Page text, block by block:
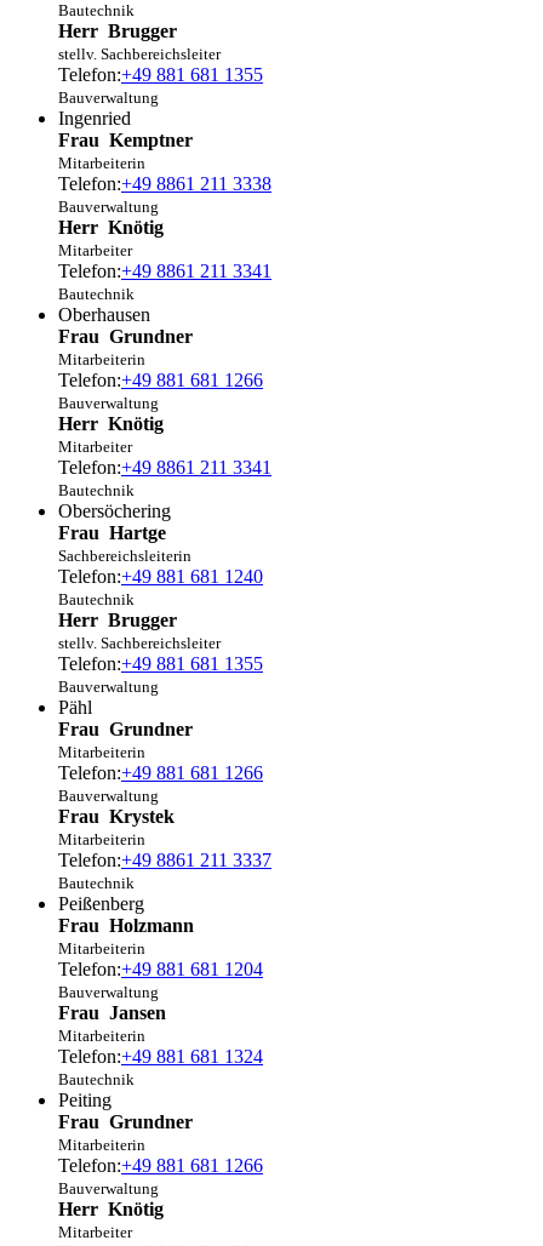
Bautechnik
Herr Brugger
stellv. Sachbereichsleiter
Telefon:+49 881 681 1355
Bauverwaltung
Ingenried
Frau Kemptner
Mitarbeiterin
Telefon:+49 8861 211 3338
Bauverwaltung
Herr Knötig
Mitarbeiter
Telefon:+49 8861 211 3341
Bautechnik
Oberhausen
Frau Grundner
Mitarbeiterin
Telefon:+49 881 681 1266
Bauverwaltung
Herr Knötig
Mitarbeiter
Telefon:+49 8861 211 3341
Bautechnik
Obersöchering
Frau Hartge
Sachbereichsleiterin
Telefon:+49 881 681 1240
Bautechnik
Herr Brugger
stellv. Sachbereichsleiter
Telefon:+49 881 681 1355
Bauverwaltung
Pähl
Frau Grundner
Mitarbeiterin
Telefon:+49 881 681 1266
Bauverwaltung
Frau Krystek
Mitarbeiterin
Telefon:+49 8861 211 3337
Bautechnik
Peißenberg
Frau Holzmann
Mitarbeiterin
Telefon:+49 881 681 1204
Bauverwaltung
Frau Jansen
Mitarbeiterin
Telefon:+49 881 681 1324
Bautechnik
Peiting
Frau Grundner
Mitarbeiterin
Telefon:+49 881 681 1266
Bauverwaltung
Herr Knötig
Mitarbeiter